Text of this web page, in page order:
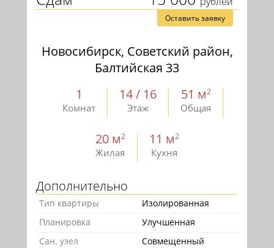
Оставить заявку
Новосибирск, Советский район,
Балтийская 33
1
Комнат
14 / 16
Этаж
51 м2
Общая
20 м2
Жилая
11 м2
Кухня
Дополнительно
Тип квартиры
Изолированная
Планировка
Улучшенная
Сан. узел
Совмещенный